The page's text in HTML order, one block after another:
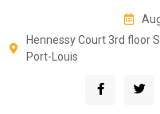
content
Hennessy Court 3rd floor
Port-Louis